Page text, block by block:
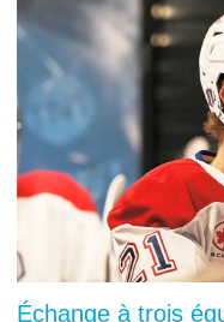
Échange à trois